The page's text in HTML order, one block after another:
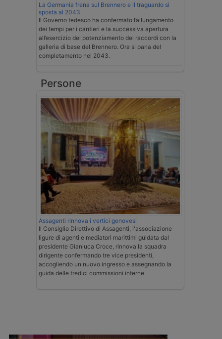
La Germania frena sul Brennero e il traguardo si
sposta al 2043
Il Governo tedesco ha confermato l’allungamento
dei tempi per i cantieri e la successiva apertura
all’esercizio del potenziamento dei raccordi con la
galleria di base del Brennero. Ora si parla del
completamento nel 2043.
Persone
Assagenti rinnova i vertici genovesi
Il Consiglio Direttivo di Assagenti, l'associazione
ligure di agenti e mediatori marittimi guidata dal
presidente Gianluca Croce, rinnova la squadra
dirigente confermando tre vice presidenti,
accogliendo un nuovo ingresso e assegnando la
guida delle tredici commissioni interne.